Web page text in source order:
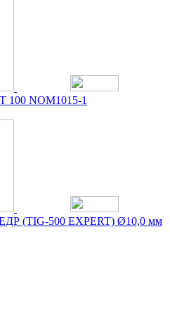
100 NOM1015-1
(TIG-500 EXPERT) Ø10,0 мм